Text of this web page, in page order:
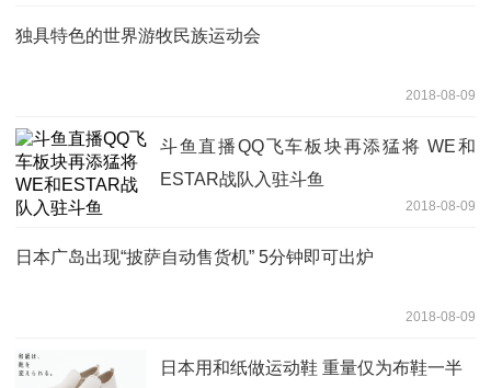
独具特色的世界游牧民族运动会
2018-08-09
斗鱼直播QQ飞车板块再添猛将 WE和
ESTAR战队入驻斗鱼
2018-08-09
日本广岛出现“披萨自动售货机” 5分钟即可出炉
2018-08-09
日本用和纸做运动鞋 重量仅为布鞋一半